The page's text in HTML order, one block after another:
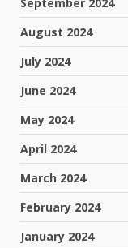
August 2024
July 2024
June 2024
May 2024
April 2024
March 2024
February 2024
January 2024